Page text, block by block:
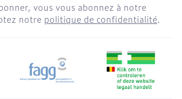
vous vous abonnez à notre
notre politique de confidentialité.